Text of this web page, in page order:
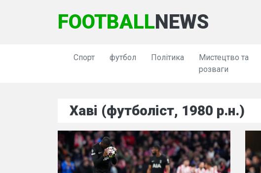
FOOTBALLNEWS
Спорт футбол Політика
Мистецтво та
розваги
Хаві (футболіст, 1980 р.н.)